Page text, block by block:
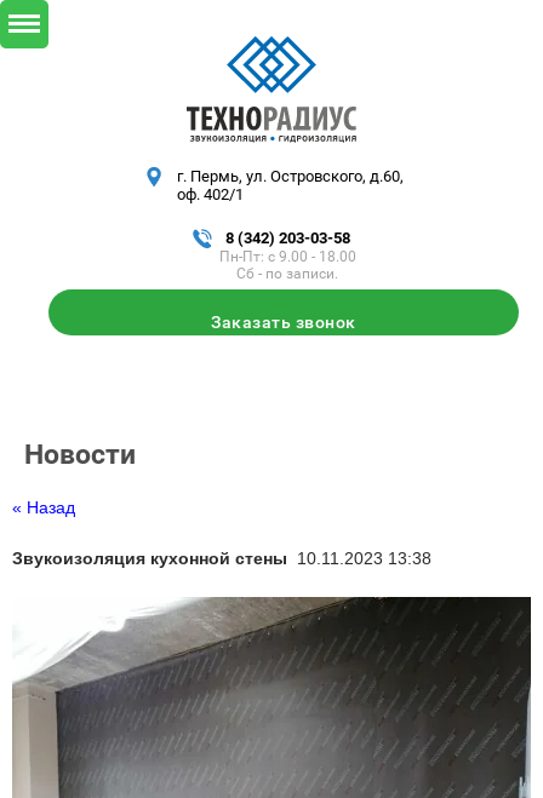
г. Пермь, ул. Островского, д.60,
оф. 402/1
8 (342) 203-03-58
Пн-Пт: с 9.00 - 18.00
Заказать звонок
Новости
« Назад
Звукоизоляция кухонной стены 10.11.2023 13:38